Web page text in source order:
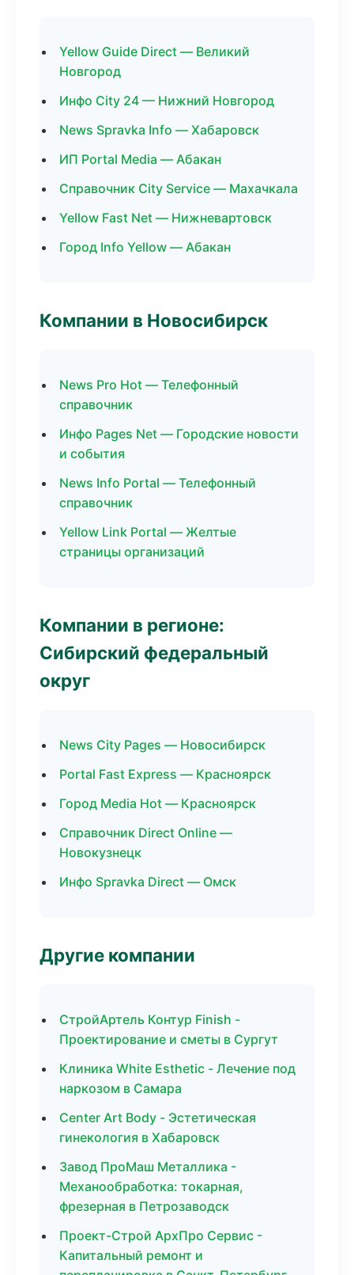
Yellow Guide Direct — Великий
Новгород
Инфо City 24 — Нижний Новгород
News Spravka Info — Хабаровск
ИП Portal Media — Абакан
Справочник City Service — Махачкала
Yellow Fast Net — Нижневартовск
Город Info Yellow — Абакан
Компании в Новосибирск
News Pro Hot — Телефонный
справочник
Инфо Pages Net — Городские новости
и события
News Info Portal — Телефонный
справочник
Yellow Link Portal — Желтые
страницы организаций
Компании в регионе:
Сибирский федеральный
округ
News City Pages — Новосибирск
Portal Fast Express — Красноярск
Город Media Hot — Красноярск
Справочник Direct Online —
Новокузнецк
Инфо Spravka Direct — Омск
Другие компании
СтройАртель Контур Finish -
Проектирование и сметы в Сургут
Клиника White Esthetic - Лечение под
наркозом в Самара
Center Art Body - Эстетическая
гинекология в Хабаровск
Завод ПроМаш Металлика -
Механообработка: токарная,
фрезерная в Петрозаводск
Проект-Строй АрхПро Сервис -
Капитальный ремонт и